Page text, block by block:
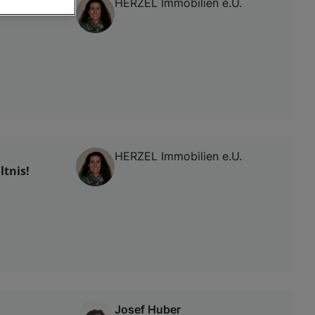
HERZEL Immobilien e.U.
Josef Huber
der